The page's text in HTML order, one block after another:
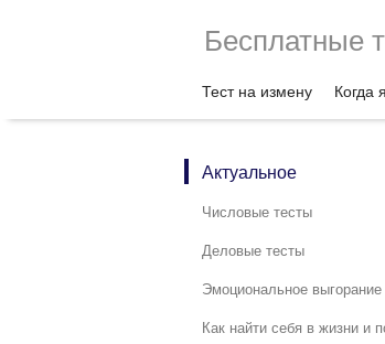
Бесплатные
Тест на измену Когда
Актуальное
Числовые тесты
Деловые тесты
Эмоциональное выгорание
Как найти себя в жизни и